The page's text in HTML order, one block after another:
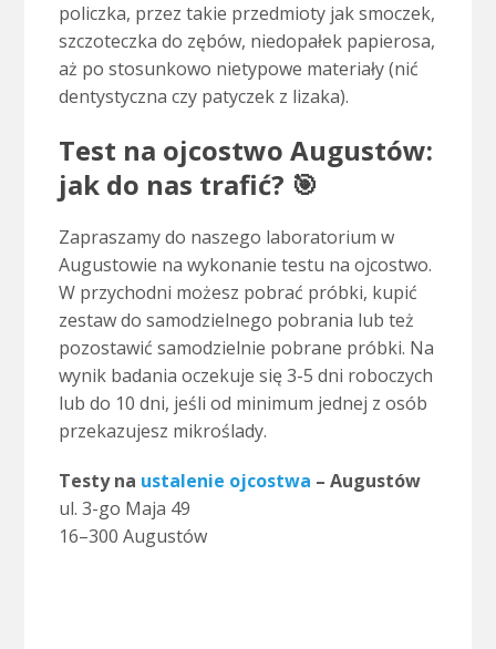
policzka, przez takie przedmioty jak smoczek,
szczoteczka do zębów, niedopałek papierosa,
aż po stosunkowo nietypowe materiały (nić
dentystyczna czy patyczek z lizaka).
Test na ojcostwo Augustów:
jak do nas trafić? 🎯
Zapraszamy do naszego laboratorium w
Augustowie na wykonanie testu na ojcostwo.
W przychodni możesz pobrać próbki, kupić
zestaw do samodzielnego pobrania lub też
pozostawić samodzielnie pobrane próbki. Na
wynik badania oczekuje się 3-5 dni roboczych
lub do 10 dni, jeśli od minimum jednej z osób
przekazujesz mikroślady.
Testy na ustalenie ojcostwa – Augustów
ul. 3-go Maja 49
16–300 Augustów